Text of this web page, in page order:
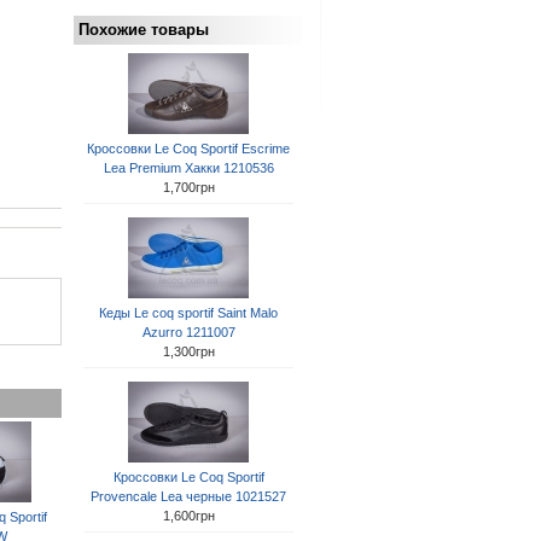
Sportif
Похожие товары
Кроссовки Le Coq Sportif Escrime
Lea Premium Хакки 1210536
1,700грн
Кеды Le coq sportif Saint Malo
Azurro 1211007
1,300грн
Кроссовки Le Coq Sportif
Provencale Lea черные 1021527
1,600грн